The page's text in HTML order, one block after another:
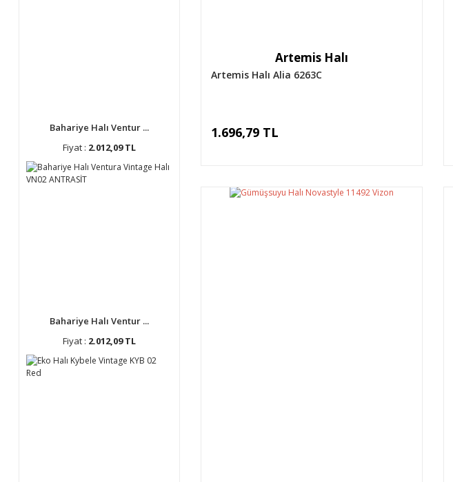
Bahariye Halı Ventur ...
Fiyat : 2.012,09 TL
Bahariye Halı Ventur ...
Fiyat : 2.012,09 TL
Artemis Halı
Artemis Halı Alia 6263C
1.696,79 TL